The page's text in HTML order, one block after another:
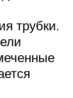
трубки.